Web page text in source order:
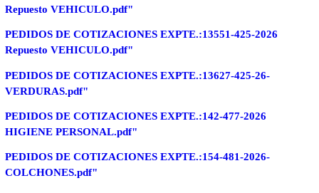
Repuesto VEHICULO.pdf"
PEDIDOS DE COTIZACIONES EXPTE.:13551-425-2026
Repuesto VEHICULO.pdf"
PEDIDOS DE COTIZACIONES EXPTE.:13627-425-26-
VERDURAS.pdf"
PEDIDOS DE COTIZACIONES EXPTE.:142-477-2026
HIGIENE PERSONAL.pdf"
PEDIDOS DE COTIZACIONES EXPTE.:154-481-2026-
COLCHONES.pdf"